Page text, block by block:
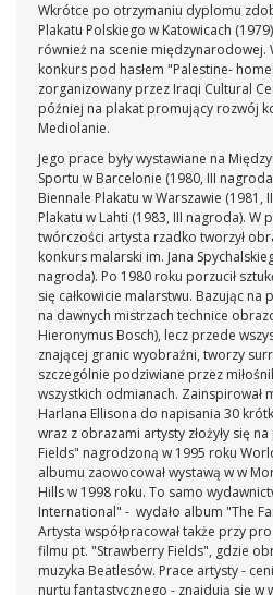
Wkrótce po otrzymaniu dyplomu
Plakatu Polskiego w Katowicach
również na scenie międzynarodowej.
konkurs pod hasłem "Palestine-
zorganizowany przez Iraqi Cultural
później na plakat promujący rozwój
Mediolanie.
Jego prace były wystawiane na
Sportu w Barcelonie (1980, III
Biennale Plakatu w Warszawie (1981,
Plakatu w Lahti (1983, III nagroda). W
twórczości artysta rzadko tworzył
konkurs malarski im. Jana
nagroda). Po 1980 roku porzucił
się całkowicie malarstwu. Bazując na
na dawnych mistrzach technice
Hieronymus Bosch), lecz przede
znającej granic wyobraźni, tworzy
szczególnie podziwiane przez
wszystkich odmianach. Zainspirował
Harlana Ellisona do napisania 30
wraz z obrazami artysty złożyły się
Fields" nagrodzoną w 1995 roku
albumu zaowocował wystawą w w
Hills w 1998 roku. To samo
International" - wydało album "The
Artysta współpracował także przy
filmu pt. "Strawberry Fields", gdzie
muzyka Beatlesów. Prace artysty -
nurtu fantastycznego - znajdują się w